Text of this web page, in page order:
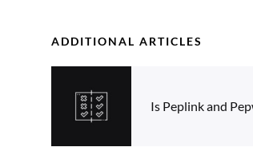
ADDITIONAL ARTICLES
Is Peplink and